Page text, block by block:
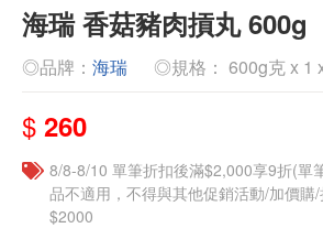
海瑞 香菇豬肉摃丸 600g
◎品牌： 海瑞 ◎規格： 600g克 x 1
$ 260
8/8-8/10 單筆折扣後滿$2,000享9折(單
品不適用，不得與其他促銷活動/加價購
$2000